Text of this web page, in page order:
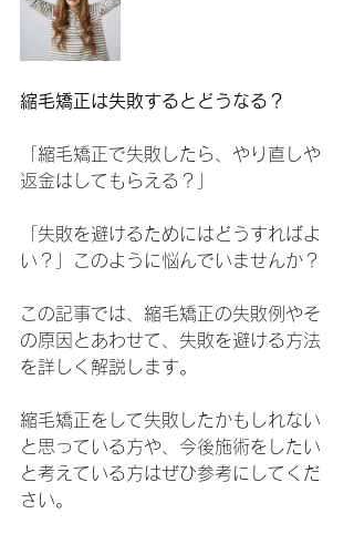
縮毛矯正は失敗するとどうなる？
「縮毛矯正で失敗したら、やり直しや
返金はしてもらえる？」
「失敗を避けるためにはどうすればよ
い？」このように悩んでいませんか？
この記事では、縮毛矯正の失敗例やそ
の原因とあわせて、失敗を避ける方法
を詳しく解説します。
縮毛矯正をして失敗したかもしれない
と思っている方や、今後施術をしたい
と考えている方はぜひ参考にしてくだ
さい。